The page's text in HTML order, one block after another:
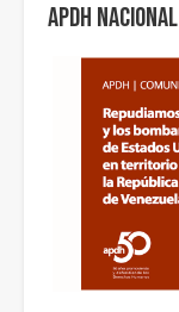
APDH Nacional